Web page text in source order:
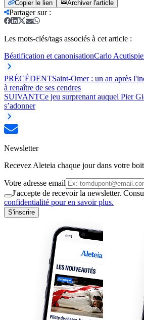
Copier le lien Archiver l'article
Partager sur:
Les mots-clés/tags associés à cet article :
Béatification et canonisationCarlo Acutis
PRÉCÉDENTSaint-Omer : un an après
à renaître de ses cendres
SUIVANTCe jeu surprenant auquel Pier
s’adonner
Newsletter
Recevez Aleteia chaque jour dans votre
Votre adresse email
J'accepte de recevoir la newsletter.
confidentialité pour en savoir plus.
S'inscrire